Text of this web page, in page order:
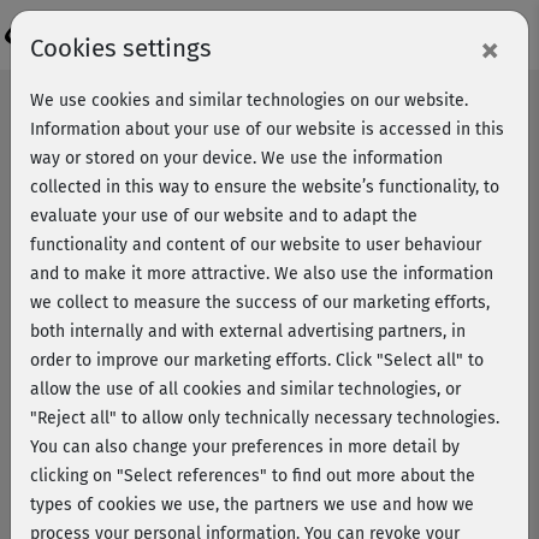
Fitnesstrend Faszientraining
Cookies settings ×
We use cookies and similar technologies on our website.
Information about your use of our website is accessed in this
way or stored on your device. We use the information
collected in this way to ensure the website’s functionality, to
evaluate your use of our website and to adapt the
functionality and content of our website to user behaviour
and to make it more attractive. We also use the information
we collect to measure the success of our marketing efforts,
both internally and with external advertising partners, in
order to improve our marketing efforts. Click "Select all" to
allow the use of all cookies and similar technologies, or
"Reject all" to allow only technically necessary technologies.
You can also change your preferences in more detail by
clicking on "Select references" to find out more about the
types of cookies we use, the partners we use and how we
process your personal information. You can revoke your